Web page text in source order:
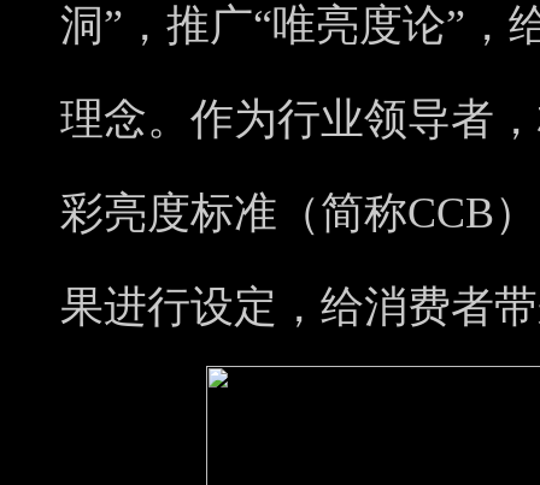
洞”，推广“唯亮度论”，
理念。作为行业领导者
彩亮度标准（简称CCB
果进行设定，给消费者